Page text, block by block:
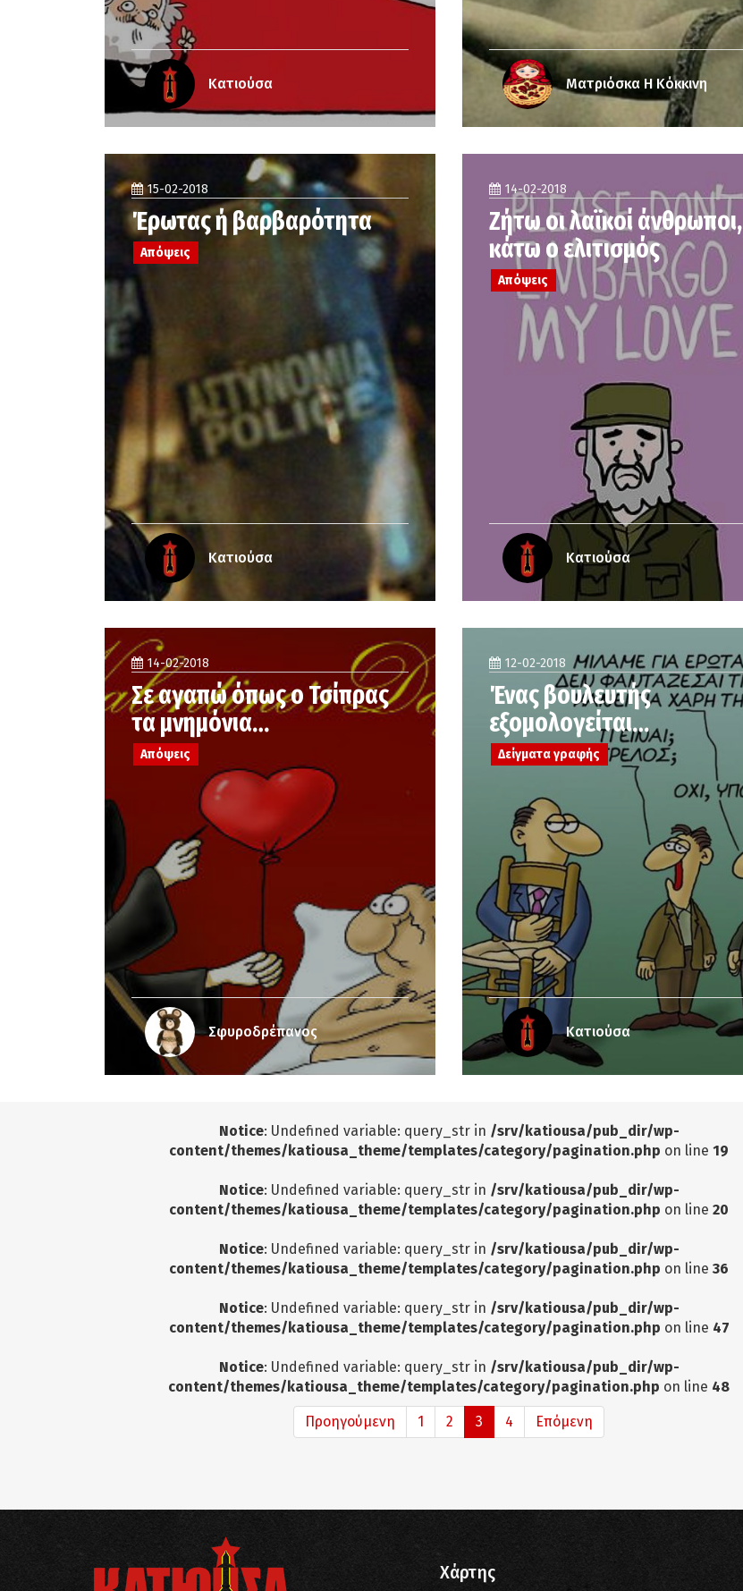
Κατιούσα Ματριόσκα Η Κόκκινη
15-02-2018
Έρωτας ή βαρβαρότητα
Απόψεις
Κατιούσα
14-02-2018
Ζήτω οι λαϊκοί άνθρωποι,
κάτω ο ελιτισμός
Απόψεις
Κατιούσα
14-02-2018
Σε αγαπώ όπως ο Τσίπρας
τα μνημόνια…
Απόψεις
Σφυροδρέπανος
12-02-2018
Ένας βουλευτής
εξομολογείται…
Δείγματα γραφής
Κατιούσα
Notice: Undefined variable: query_str in /srv/katiousa/pub_dir/wp-
content/themes/katiousa_theme/templates/category/pagination.php on line 19
Notice: Undefined variable: query_str in /srv/katiousa/pub_dir/wp-
content/themes/katiousa_theme/templates/category/pagination.php on line 20
Notice: Undefined variable: query_str in /srv/katiousa/pub_dir/wp-
content/themes/katiousa_theme/templates/category/pagination.php on line 36
Notice: Undefined variable: query_str in /srv/katiousa/pub_dir/wp-
content/themes/katiousa_theme/templates/category/pagination.php on line 47
Notice: Undefined variable: query_str in /srv/katiousa/pub_dir/wp-
content/themes/katiousa_theme/templates/category/pagination.php on line 48
Προηγούμενη 1 2 3 4 Επόμενη
Χάρτης